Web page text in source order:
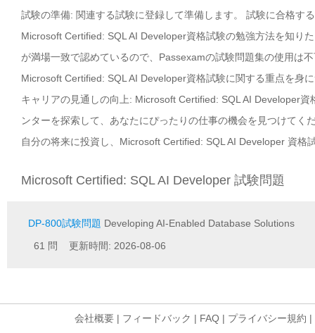
試験の準備: 関連する試験に登録して準備します。 試験に合格す
Microsoft Certified: SQL AI Developer資格試験の勉強方法を知り
が満場一致で認めているので、Passexamの試験問題集の使用は
Microsoft Certified: SQL AI Developer資格試験に関する重点を身
キャリアの見通しの向上: Microsoft Certified: SQL AI Developer
ンターを探索して、あなたにぴったりの仕事の機会を見つけてく
自分の将来に投資し、Microsoft Certified: SQL AI Developer 資格
Microsoft Certified: SQL AI Developer 試験問題
DP-800試験問題 Developing AI-Enabled Database Solutions
61 問 更新時間: 2026-08-06
会社概要 | フィードバック | FAQ | プライバシー規約 |